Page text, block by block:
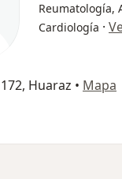
Reumatología,
Cardiología ·
Huaraz • Mapa